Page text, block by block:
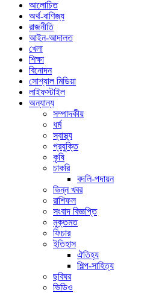
আলোচিত
অর্থ-বাণিজ্য
রাজনীতি
আইন-আদালত
খেলা
শিক্ষা
বিনোদন
সোশ্যাল মিডিয়া
লাইফস্টাইল
অন্যান্য
সম্পাদকীয়
ধর্ম
স্বাস্থ্য
প্রযুক্তি
কৃষি
চাকরি
বদলি-পদায়ন
ভিন্ন খবর
রাশিফল
সংবাদ বিজ্ঞপ্তি
মুক্তমত
ফিচার
ইতিহাস
ঐতিহ্য
শিল্প-সাহিত্য
ছবিঘর
ভিডিও